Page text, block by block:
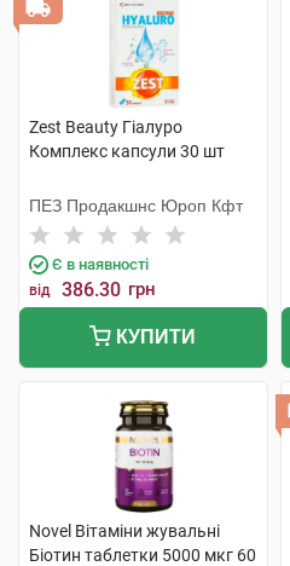
Zest Beauty Гіалуро
Комплекс капсули 30 шт
ПЕЗ Продакшнс Юроп Кфт
Є в наявності
від 386.30 грн
КУПИТИ
Novel Вітаміни жувальні
Біотин таблетки 5000 мкг 60